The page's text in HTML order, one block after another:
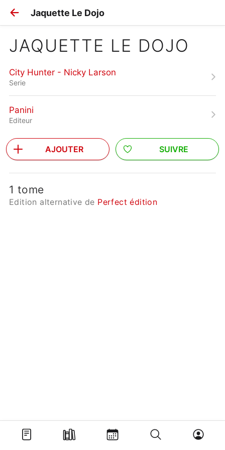
Jaquette Le Dojo
JAQUETTE LE DOJO
City Hunter - Nicky Larson
Serie
Panini
Editeur
AJOUTER SUIVRE
1 tome
Edition alternative de Perfect édition